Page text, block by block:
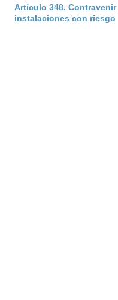
Artículo 348.
instalaciones con riesgo